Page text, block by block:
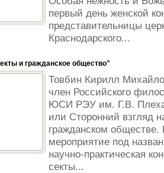
первый день женской
представительницы
Краснодарского...
и гражданское общество"
Товбин Кирилл
член Российского
ЮСИ РЭУ им. Г.В.
или Сторонний взгляд
гражданском
мероприятие под
научно-практическая
секты...